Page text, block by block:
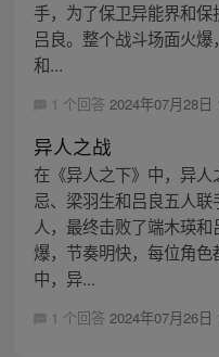
手，为了保卫异能界和
吕良。整个战斗场面火
和...
1 个回答 2024年07月28日
异人之战
在《异人之下》中，异
忌、梁羽生和吕良五人
人，最终击败了端木瑛
爆，节奏明快，每位角
中，异...
1 个回答 2024年07月26日